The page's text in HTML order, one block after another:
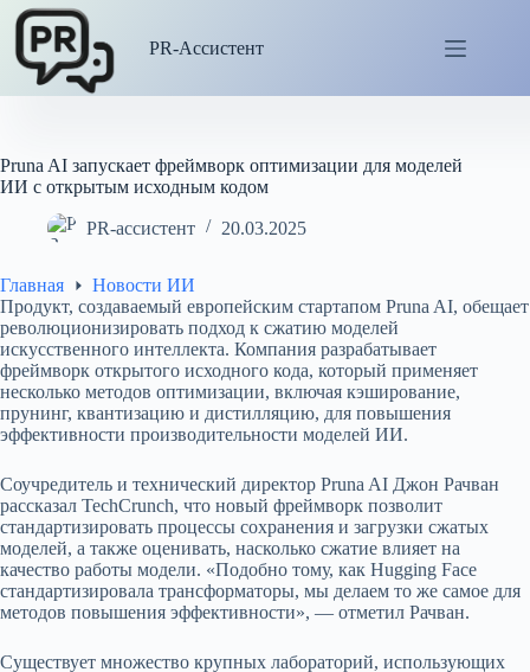
Перейти
сути
PR-Ассистент
Pruna AI запускает фреймворк оптимизации для моделей
ИИ с открытым исходным кодом
PR-ассистент 20.03.2025
Главная
Новости ИИ
Продукт, создаваемый европейским стартапом Pruna AI, обещает
революционизировать подход к сжатию моделей
искусственного интеллекта. Компания разрабатывает
фреймворк открытого исходного кода, который применяет
несколько методов оптимизации, включая кэширование,
прунинг, квантизацию и дистилляцию, для повышения
эффективности производительности моделей ИИ.
Соучредитель и технический директор Pruna AI Джон Рачван
рассказал TechCrunch, что новый фреймворк позволит
стандартизировать процессы сохранения и загрузки сжатых
моделей, а также оценивать, насколько сжатие влияет на
качество работы модели. «Подобно тому, как Hugging Face
стандартизировала трансформаторы, мы делаем то же самое для
методов повышения эффективности», — отметил Рачван.
Существует множество крупных лабораторий, использующих